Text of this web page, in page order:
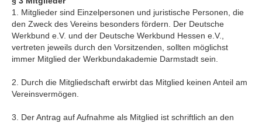
1. Mitglieder sind Einzelpersonen und juristische Personen, die
den Zweck des Vereins besonders fördern. Der Deutsche
Werkbund e.V. und der Deutsche Werkbund Hessen e.V.,
vertreten jeweils durch den Vorsitzenden, sollten möglichst
immer Mitglied der Werkbundakademie Darmstadt sein.
2. Durch die Mitgliedschaft erwirbt das Mitglied keinen Anteil am
Vereinsvermögen.
3. Der Antrag auf Aufnahme als Mitglied ist schriftlich an den